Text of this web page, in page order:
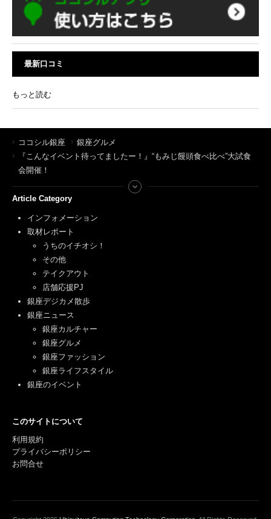
最新口コミ
もっと読む
ココシル銀座
銀座グルメ
『こんなイベント待ってましたー！』“もみじ饅頭食べ比べ”大試食
会開催！
Article Category
インフォメーション
取材レポート
うちのイチオシ！
その他
テイクアウト
店舗応援PJ
銀座デジカメ散歩
銀座ニュース
銀座カルチャー
銀座グルメ
銀座ファッション
銀座ライフスタイル
銀座のイベント
このサイトについて
利用規約
プライバシーポリシー
お問合せ